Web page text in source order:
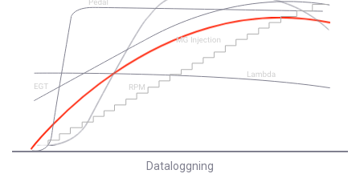
Dataloggning